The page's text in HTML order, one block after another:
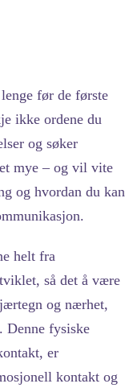
før de første
ikke ordene du
og søker
mye – og vil vite
og hvordan du kan
helt fra
så det å være
og nærhet,
Denne fysiske
er
kontakt og